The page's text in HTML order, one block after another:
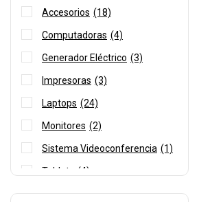
Accesorios (18)
Computadoras (4)
Generador Eléctrico (3)
Impresoras (3)
Laptops (24)
Monitores (2)
Sistema Videoconferencia (1)
Tablets (4)